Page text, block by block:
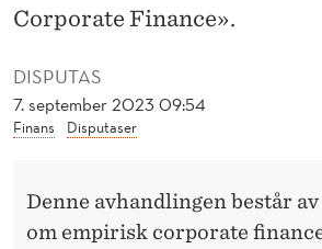
P
U
DISPUTAS
7. september 2023 09:54
Finans Disputaser
Corporate Finance».
Denne avhandlingen består
om empirisk corporate